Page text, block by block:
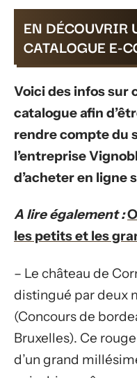
EN DÉCOUVRIR
CATALOGUE E-
Voici des infos sur
catalogue afin
rendre compte du
l’entreprise
d’acheter en ligne
A lire également :
les petits et les
– Le château de
distingué par deux
(Concours de
Bruxelles). Ce
d’un grand